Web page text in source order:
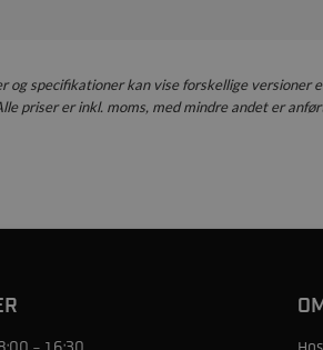
specifikationer kan vise forskellige versioner
priser er inkl. moms, med mindre andet er